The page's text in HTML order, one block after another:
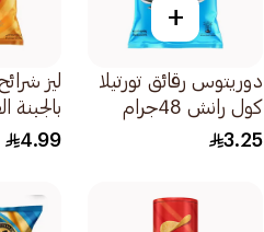
+
دوريتوس رقائق تورتيلا
كول رانش 48جرام
3.25
ليز
بالجبنة
110جرام
4.99